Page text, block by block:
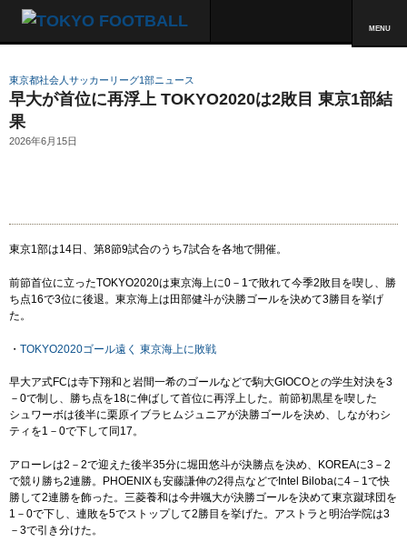
東京都社会人サッカーリーグ1部ニュース
早大が首位に再浮上 TOKYO2020は2敗目 東京1部結
果
2026年6月15日
東京1部は14日、第8節9試合のうち7試合を各地で開催。
前節首位に立ったTOKYO2020は東京海上に0－1で敗れて今季2敗目を喫し、勝
ち点16で3位に後退。東京海上は田部健斗が決勝ゴールを決めて3勝目を挙げ
た。
・ TOKYO2020ゴール遠く 東京海上に敗戦
早大ア式FCは寺下翔和と岩間一希のゴールなどで駒大GIOCOとの学生対決を3
－0で制し、勝ち点を18に伸ばして首位に再浮上した。前節初黒星を喫した
シュワーボは後半に栗原イブラヒムジュニアが決勝ゴールを決め、しながわシ
ティを1－0で下して同17。
アローレは2－2で迎えた後半35分に堀田悠斗が決勝点を決め、KOREAに3－2
で競り勝ち2連勝。PHOENIXも安藤謙伸の2得点などでIntel Bilobaに4－1で快
勝して2連勝を飾った。三菱養和は今井颯大が決勝ゴールを決めて東京蹴球団を
1－0で下し、連敗を5でストップして2勝目を挙げた。アストラと明治学院は3
－3で引き分けた。
MENU